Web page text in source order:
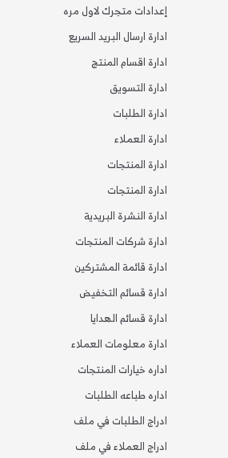
إعدادات متجرك لاول مره
ادارة ارسال البريد السريع
ادارة اقسام المنتج
ادارة التسويق
ادارة الطلبات
ادارة العملاء
ادارة المنتجات
ادارة المنتجات
ادارة النشرة البريدية
ادارة شركات المنتجات
ادارة قائمة المشتركين
ادارة قسائم التخفيض
ادارة قسائم الهدايا
ادارة معلومات العملاء
اداره خيارات المنتجات
اداره طباعه الطلبات
ادراج الطلبات في ملف
ادراج العملاء في ملف